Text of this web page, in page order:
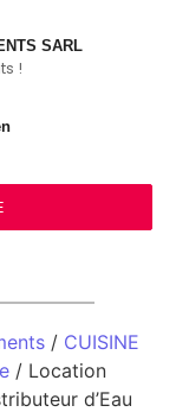
SARL
!
/ CUISINE
/ Location
d’Eau